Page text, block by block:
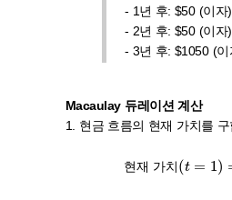
- 1년 후: $50 (이자)
- 2년 후: $50 (이자)
- 3년 후: $1050 (
Macaulay 듀레이션 계산
1. 현금 흐름의 현재 가치를
현재 가치 (t=1